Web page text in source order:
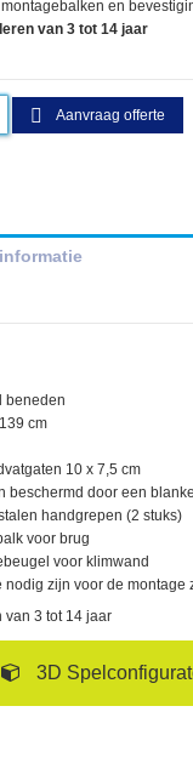
montagebalken en
van 3 tot 14 jaar
Aanvraag offerte
beneden
cm
10 x 7,5 cm
beschermd door een
handgrepen (2 stuks)
voor brug
voor klimwand
nodig zijn voor de montage
van 3 tot 14 jaar
3D